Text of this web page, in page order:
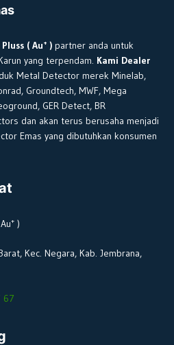
( Au+ ) partner anda untuk
yang terpendam. Kami Dealer
Metal Detector merek Minelab,
Groundtech, MWF, Mega
GER Detect, BR
dan akan terus berusaha menjadi
Emas yang dibutuhkan konsumen
+ )
Kec. Negara, Kab. Jembrana,
67